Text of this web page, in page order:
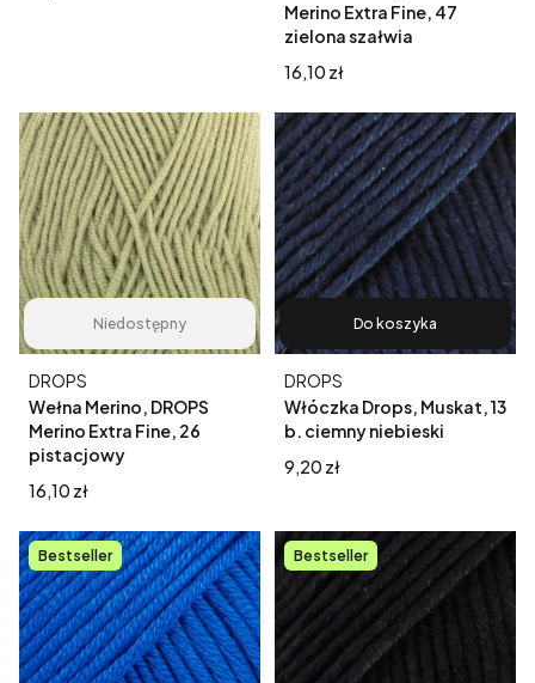
Merino Extra Fine, 47
zielona szałwia
Cena
16,10 zł
Niedostępny
Wełna Merino, DROPS
Merino Extra Fine, 26
pistacjowy
Producent
DROPS
Cena
16,10 zł
Do koszyka
Włóczka Drops, Muskat, 13
b. ciemny niebieski
Producent
DROPS
Cena
9,20 zł
Bestseller Bestseller